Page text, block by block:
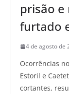
prisão e
furtado
4 de agosto de
Ocorrências
Estoril e
cortantes,